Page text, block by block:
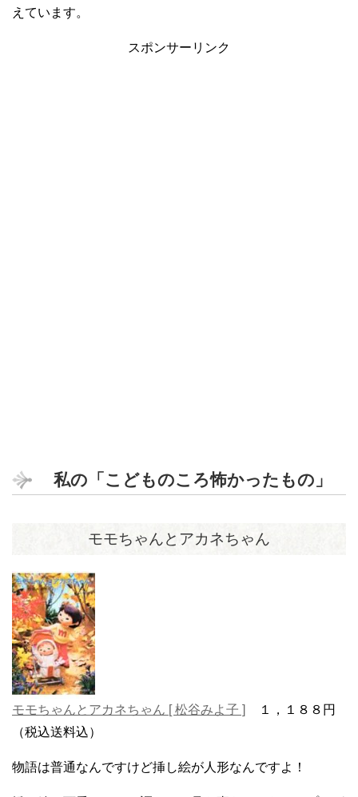
えています。
スポンサーリンク
私の「こどものころ怖かったもの」
モモちゃんとアカネちゃん
モモちゃんとアカネちゃん [ 松谷みよ子 ]
１，１８８円
（税込送料込）
物語は普通なんですけど挿し絵が人形なんですよ！